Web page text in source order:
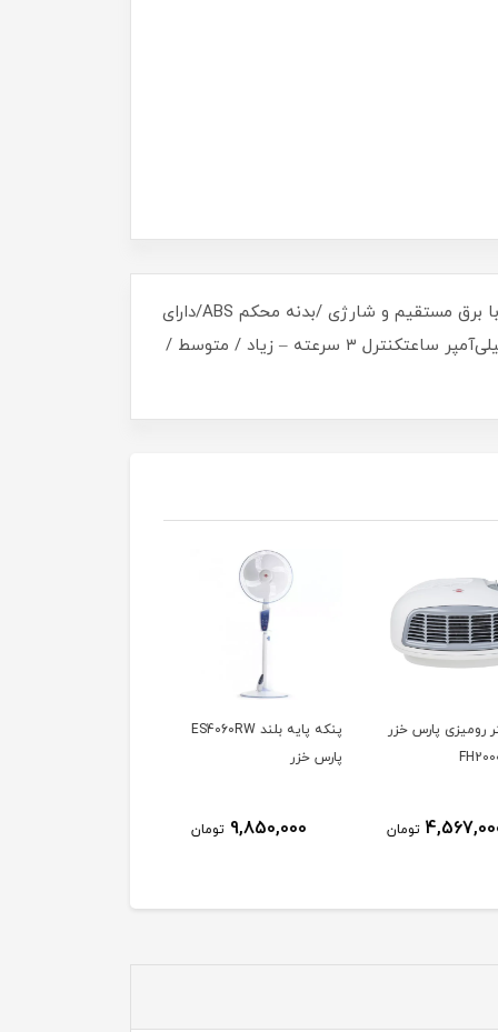
مشخصات برجسته جنس پره : پلاستیک جنس بدنه : پلاستیک کشور مبداء برند : چین نحوه چرخش پنکه : ثابت عملکرد با برق مستقیم و شارژی /بدنه محکم ABS/دارای
دسگیره برای حمل آسان/پنل خورشیدی داخلی ۱ وات4 عدد چراغ اضطراری LED SMD باتری لیتیوم-یون ۳.۷ ولت تا ۳۰۰۰ میلی‌آمپر ساعتکنترل ۳ سرعته – زیاد / متوسط /
پنکه پایه بلند ES4060RW
9,850,000 تومان
پنکه پایه بلند 4030 پارس
خزر
8,450,001 تومان